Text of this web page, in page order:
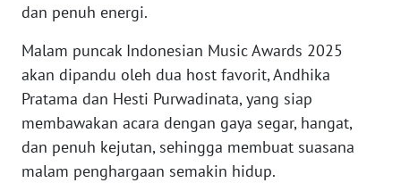
dan penuh energi.
Malam puncak Indonesian Music Awards 2025
akan dipandu oleh dua host favorit, Andhika
Pratama dan Hesti Purwadinata, yang siap
membawakan acara dengan gaya segar, hangat,
dan penuh kejutan, sehingga membuat suasana
malam penghargaan semakin hidup.
WN
WN
SULTENG
WN
SULBAR